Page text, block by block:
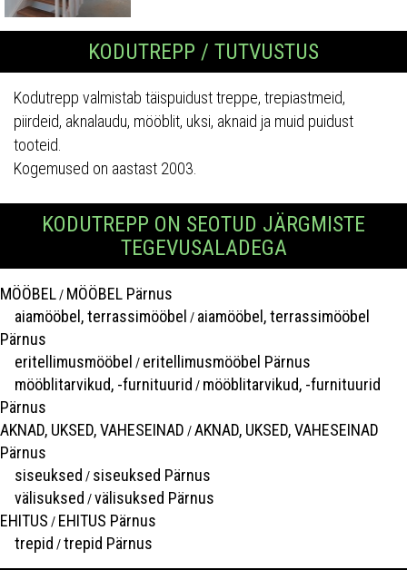
KODUTREPP / TUTVUSTUS
Kodutrepp valmistab täispuidust treppe, trepiastmeid,
piirdeid, aknalaudu, mööblit, uksi, aknaid ja muid puidust
tooteid.
Kogemused on aastast 2003.
KODUTREPP ON SEOTUD JÄRGMISTE
TEGEVUSALADEGA
MÖÖBEL/ MÖÖBEL Pärnus
aiamööbel, terrassimööbel / aiamööbel, terrassimööbel
Pärnus
eritellimusmööbel / eritellimusmööbel Pärnus
mööblitarvikud, -furnituurid / mööblitarvikud, -furnituurid
Pärnus
AKNAD, UKSED, VAHESEINAD /AKNAD, UKSED, VAHESEINAD
Pärnus
siseuksed / siseuksed Pärnus
välisuksed /välisuksed Pärnus
EHITUS / EHITUS Pärnus
trepid /trepid Pärnus